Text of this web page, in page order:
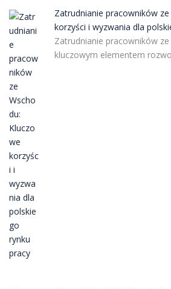
Zatrudnianie pracowników
korzyści i wyzwania dla
Zatrudnianie pracowników
kluczowym elementem